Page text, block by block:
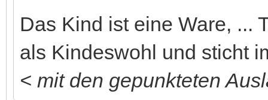
Das Kind ist eine Ware, ...
als Kindeswohl und sticht
< mit den gepunkteten